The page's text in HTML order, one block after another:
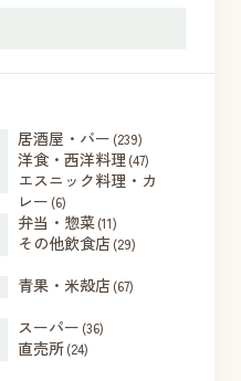
居酒屋・バー (239)
洋食・西洋料理 (47)
エスニック料理・カ
レー (6)
弁当・惣菜(11)
その他飲食店(29)
青果・米殻店(67)
スーパー (36)
直売所(24)